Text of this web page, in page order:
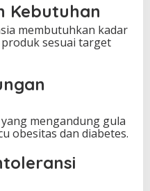
Kebutuhan
membutuhkan kadar
sesuai target
mengandung gula
obesitas dan diabetes.